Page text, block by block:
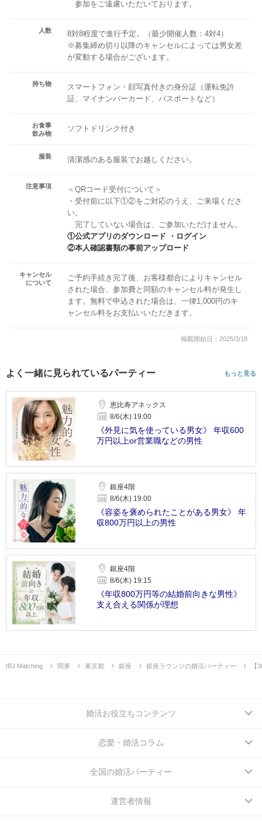
参加をご遠慮いただいております。
人数
8対8程度で進行予定。（最少開催人数：4対4）
※募集締め切り以降のキャンセルによっては男女差
が変動する場合がございます。
持ち物
スマートフォン・顔写真付きの身分証（運転免許
証、マイナンバーカード、パスポートなど）
お食事
飲み物
ソフトドリンク付き
服装 清潔感のある服装でお越しください。
注意事項
＜QRコード受付について＞
・受付前に以下①②をご対応のうえ、ご来場くださ
い。
完了していない場合は、ご参加いただけません。
①公式アプリのダウンロード ・ログイン
②本人確認書類の事前アップロード
キャンセル
について
ご予約手続き完了後、お客様都合によりキャンセル
された場合、参加費と同額のキャンセル料が発生し
ます。無料で申込された場合は、一律1,000円のキ
ャンセル料をお支払いいただきます。
掲載開始日：2025/3/18
よく一緒に見られているパーティー もっと見る
恵比寿アネックス
8/6(木) 19:00
《外見に気を使っている男女》 年収600
万円以上or営業職などの男性
銀座4階
8/6(木) 19:00
《容姿を褒められたことがある男女》 年
収800万円以上の男性
銀座4階
8/6(木) 19:15
《年収800万円等の結婚前向きな男性》
支え合える関係が理想
IBJ Matching 関東 東京都 銀座 銀座ラウンジの婚活パーティー 【
婚活お役立ちコンテンツ
恋愛・婚活コラム
全国の婚活パーティー
運営者情報